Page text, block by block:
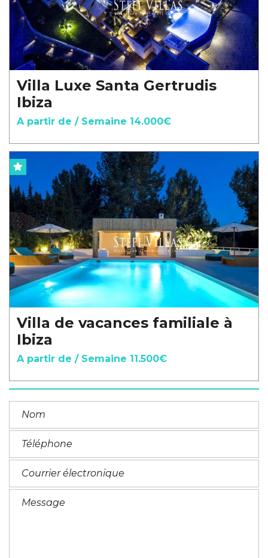
Villa Luxe Santa Gertrudis
Ibiza
A partir de / Semaine 14.000€
Villa de vacances familiale à
Ibiza
A partir de / Semaine 11.500€